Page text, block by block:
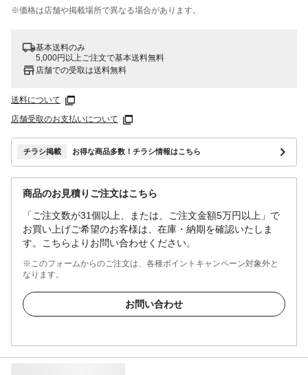
※価格は​店舗や​掲載場所で​異なる​場合が​あります。
基本送料のみ
5,000円以上ご注文で基本送料無料
店舗での受取は送料無料
送料について
店舗受取のお支払いについて
チラシ掲載 お得な商品多数！チラシ情報はこちら
商品のお見積りご注文はこちら
「ご注文数が31個以上、または、ご注文金額5万円以上」で
お買い上げご希望のお客様は、在庫・納期を確認いたしま
す。こちらよりお問い合わせください。
※このフォームからのご注文は、各種ポイントキャンペーン対象外と
なります。
お問い合わせ